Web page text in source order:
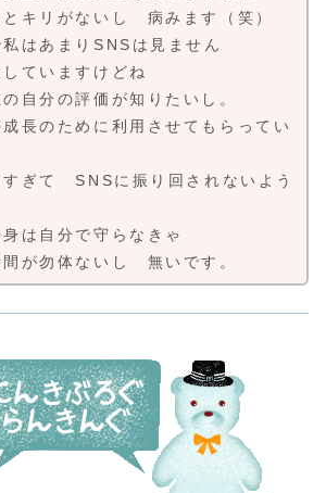
とキリがないし 病みます（笑）
私はあまりSNSは見ません
ていますけどね
自分の評価が知りたいし。
成長のために利用させてもらってい
すぎて SNSに振り回されないよう
身は自分で守らなきゃ
間が勿体ないし 無いです。